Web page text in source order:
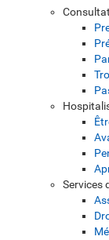
Services